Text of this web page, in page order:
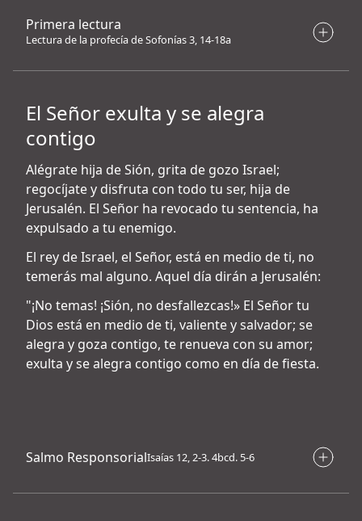
Primera lectura
Lectura de la profecía de Sofonías 3, 14-18a
El Señor exulta y se alegra
contigo
Alégrate hija de Sión, grita de gozo Israel;
regocíjate y disfruta con todo tu ser, hija de
Jerusalén. El Señor ha revocado tu sentencia, ha
expulsado a tu enemigo.
El rey de Israel, el Señor, está en medio de ti, no
temerás mal alguno. Aquel día dirán a Jerusalén:
"¡No temas! ¡Sión, no desfallezcas!» El Señor tu
Dios está en medio de ti, valiente y salvador; se
alegra y goza contigo, te renueva con su amor;
exulta y se alegra contigo como en día de fiesta.
Salmo ResponsorialIsaías 12, 2-3. 4bcd. 5-6